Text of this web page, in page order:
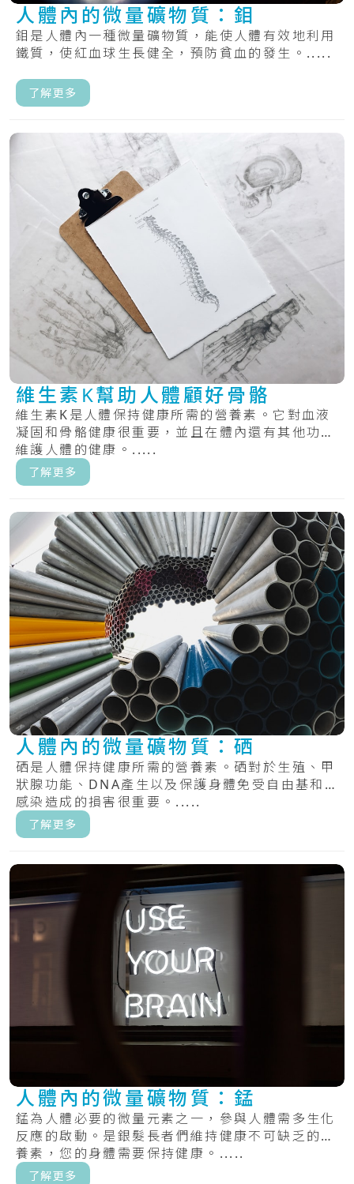
人體內的微量礦物質：鉬
鉬是人體內一種微量礦物質，能使人體有效地利用
鐵質，使紅血球生長健全，預防貧血的發生。.....
了解更多
維生素K幫助人體顧好骨骼
維生素K是人體保持健康所需的營養素。它對血液
凝固和骨骼健康很重要，並且在體內還有其他功能
維護人體的健康。.....
了解更多
人體內的微量礦物質：硒
硒是人體保持健康所需的營養素。硒對於生殖、甲
狀腺功能、DNA產生以及保護身體免受自由基和
感染造成的損害很重要。.....
了解更多
人體內的微量礦物質：錳
錳為人體必要的微量元素之一，參與人體需多生化
反應的啟動。是銀髮長者們維持健康不可缺乏的營
養素，您的身體需要保持健康。.....
了解更多